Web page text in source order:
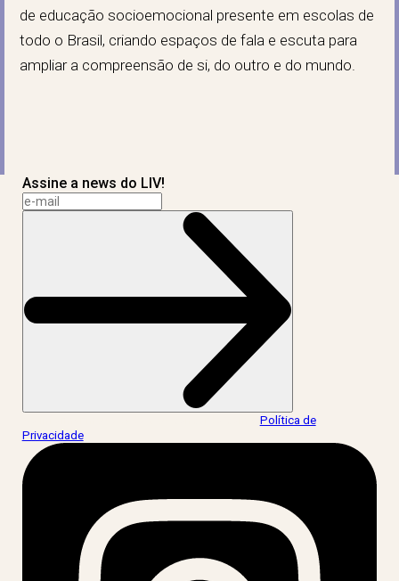
de educação socioemocional presente em escolas de
todo o Brasil, criando espaços de fala e escuta para
ampliar a compreensão de si, do outro e do mundo.
Assine a news do LIV!
Política de
Privacidade.